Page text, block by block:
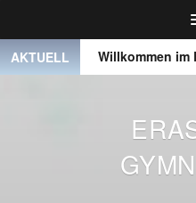
AKTUELL
● Willkommen im